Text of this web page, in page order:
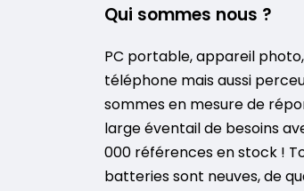
Qui sommes nous ?
PC portable, appareil
téléphone mais aussi
sommes en mesure de
large éventail de besoins
000 références en stock !
batteries sont neuves, de